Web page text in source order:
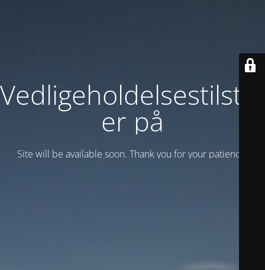
er på
Site will be available soon. Thank you for your patience!